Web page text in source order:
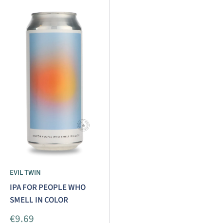
EVIL TWIN
IPA FOR PEOPLE WHO
SMELL IN COLOR
Precio
€9.69